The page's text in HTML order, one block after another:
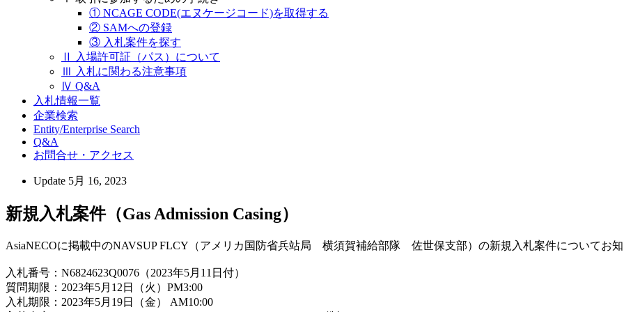
① NCAGE CODE(エヌケージコード)を取得する
② SAMへの登録
③ 入札案件を探す
Ⅱ 入場許可証（パス）について
Ⅲ 入札に関わる注意事項
Ⅳ Q&A
入札情報一覧
企業検索
Entity/Enterprise Search
Q&A
お問合せ・アクセス
Update 5月 16, 2023
新規入札案件（Gas Admission Casing）
AsiaNECOに掲載中のNAVSUP FLCY（アメリカ国防省兵站局 横須賀補給部隊 佐世保支部）の新規入札案件についてお知
入札番号：N6824623Q0076（2023年5月11日付）
質問期限：2023年5月12日（火）PM3:00
入札期限：2023年5月19日（金） AM10:00